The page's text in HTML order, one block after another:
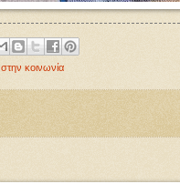
στην κοινωνία